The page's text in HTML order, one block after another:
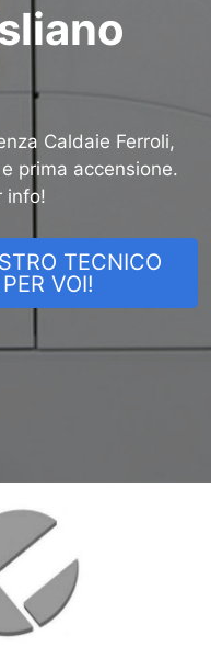
Caldaie Ferroli,
prima accensione.
info!
TECNICO
VOI!